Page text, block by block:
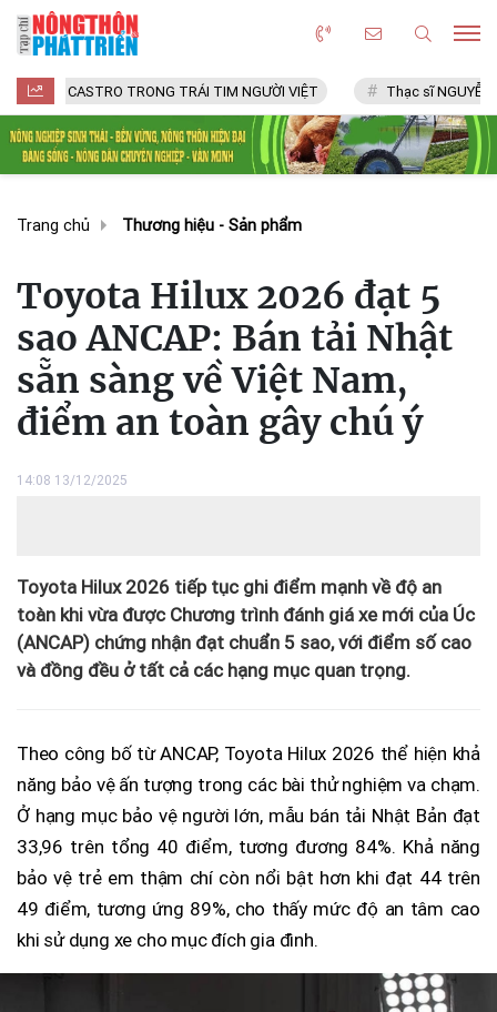
TRONG TRÁI TIM NGƯỜI VIỆT Thạc sĩ NGUYỄN VĂN CHÍ
Trang chủ Thương hiệu - Sản phẩm
Toyota Hilux 2026 đạt 5
sao ANCAP: Bán tải Nhật
sẵn sàng về Việt Nam,
điểm an toàn gây chú ý
14:08 13/12/2025
Toyota Hilux 2026 tiếp tục ghi điểm mạnh về độ an
toàn khi vừa được Chương trình đánh giá xe mới của Úc
(ANCAP) chứng nhận đạt chuẩn 5 sao, với điểm số cao
và đồng đều ở tất cả các hạng mục quan trọng.
Theo công bố từ ANCAP, Toyota Hilux 2026 thể hiện khả
năng bảo vệ ấn tượng trong các bài thử nghiệm va chạm.
Ở hạng mục bảo vệ người lớn, mẫu bán tải Nhật Bản đạt
33,96 trên tổng 40 điểm, tương đương 84%. Khả năng
bảo vệ trẻ em thậm chí còn nổi bật hơn khi đạt 44 trên
49 điểm, tương ứng 89%, cho thấy mức độ an tâm cao
khi sử dụng xe cho mục đích gia đình.